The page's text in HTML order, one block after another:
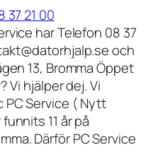
37 21 00
har Telefon 08 37
och
13, Bromma Öppet
Vi hjälper dej. Vi
PC Service ( Nytt
11 år på
Därför PC Service